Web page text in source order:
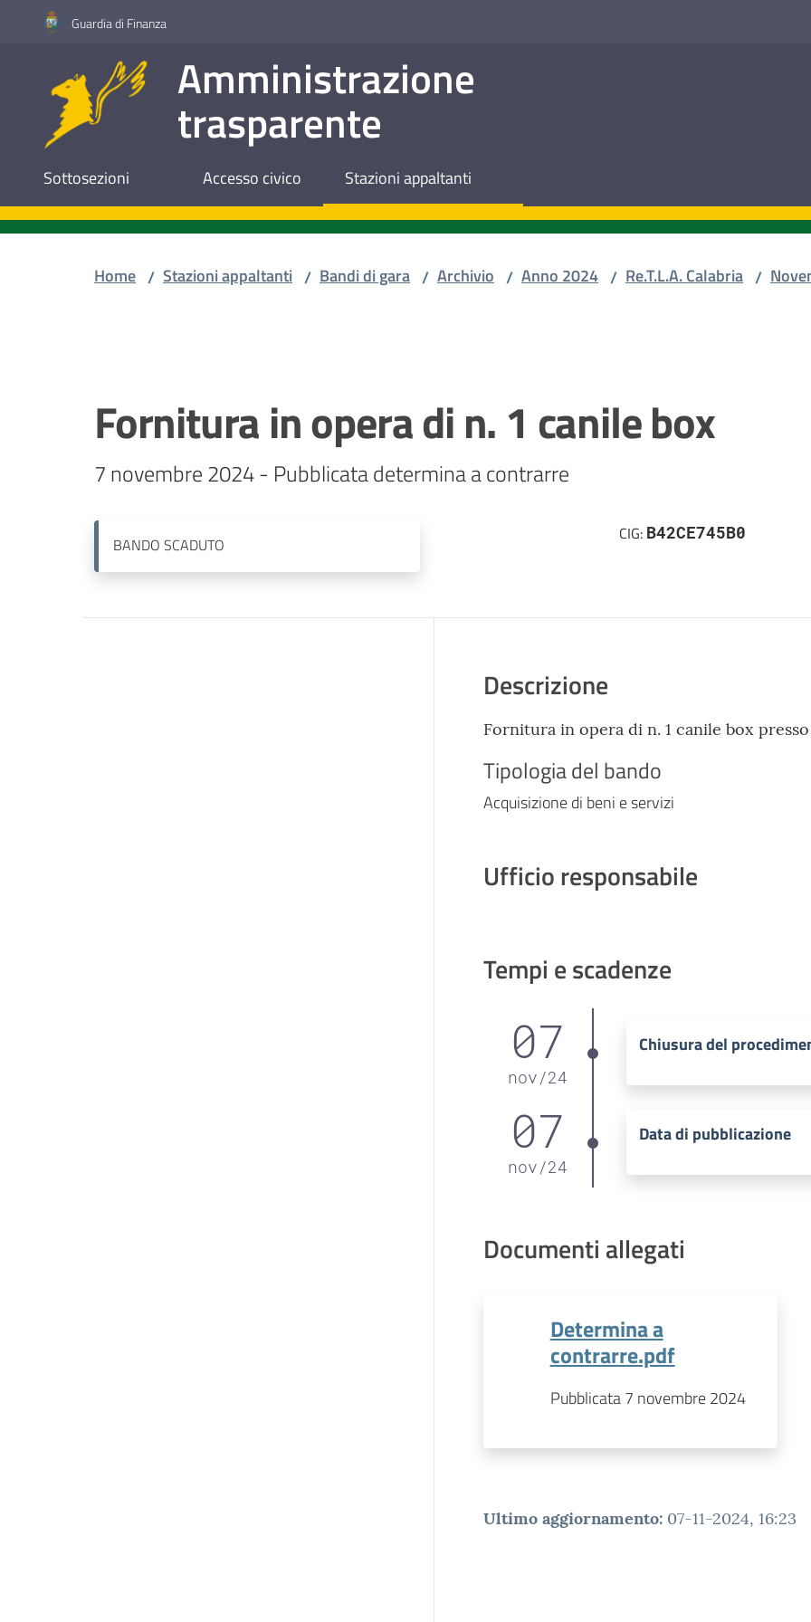
Vai al contenuto
Vai alla navigazione
Vai al footerGuardia di Finanza
Amministrazione
trasparente
Sottosezioni Accesso civico Stazioni appaltanti
Home / Stazioni appaltanti / Bandi di gara / Archivio / Anno 2024 / Re.T.L.A. Calabria /
Fornitura in opera di n. 1 canile box
7 novembre 2024 - Pubblicata determina a contrarre
BANDO SCADUTO
CIG: B42CE745B0
Descrizione
Fornitura in opera di n. 1 canile box presso
Tipologia del bando
Acquisizione di beni e servizi
Ufficio responsabile
Tempi e scadenze
07
nov/24
Chiusura del
07
nov/24
Data di pubblicazione
Documenti allegati
Determina a
contrarre.pdf
Pubblicata 7 novembre 2024
Ultimo aggiornamento: 07-11-2024, 16:23